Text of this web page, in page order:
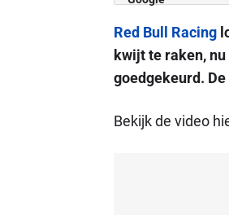
Red Bull Racing
kwijt te raken,
goedgekeurd.
Bekijk de video